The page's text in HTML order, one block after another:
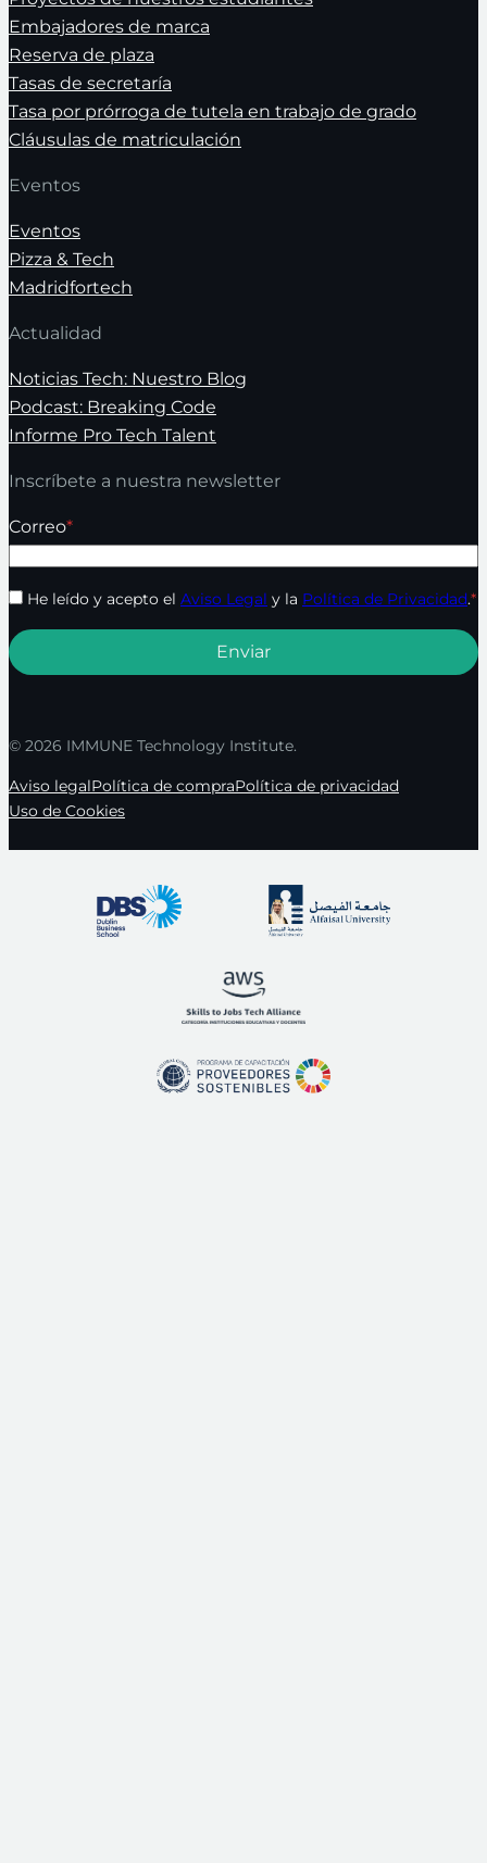
Embajadores de marca
Reserva de plaza
Tasas de secretaría
Tasa por prórroga de tutela en trabajo de grado
Cláusulas de matriculación
Eventos
Eventos
Pizza & Tech
Madridfortech
Actualidad
Noticias Tech: Nuestro Blog
Podcast: Breaking Code
Informe Pro Tech Talent
Inscríbete a nuestra newsletter
Correo*
He leído y acepto el Aviso Legal y la Política de Privacidad.*
© 2026 IMMUNE Technology Institute.
Aviso legalPolítica de compraPolítica de privacidad
Uso de Cookies